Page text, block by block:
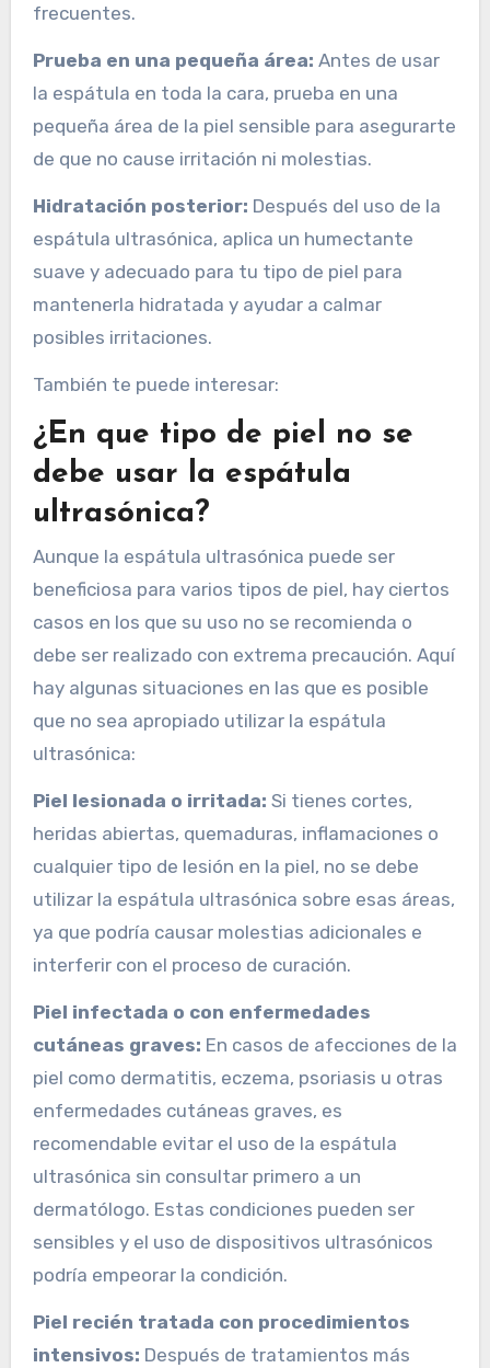
frecuentes.
Prueba en una pequeña área: Antes de usar
la espátula en toda la cara, prueba en una
pequeña área de la piel sensible para asegurarte
de que no cause irritación ni molestias.
Hidratación posterior: Después del uso de la
espátula ultrasónica, aplica un humectante
suave y adecuado para tu tipo de piel para
mantenerla hidratada y ayudar a calmar
posibles irritaciones.
También te puede interesar:
¿En que tipo de piel no se
debe usar la espátula
ultrasónica?
Aunque la espátula ultrasónica puede ser
beneficiosa para varios tipos de piel, hay ciertos
casos en los que su uso no se recomienda o
debe ser realizado con extrema precaución. Aquí
hay algunas situaciones en las que es posible
que no sea apropiado utilizar la espátula
ultrasónica:
Piel lesionada o irritada: Si tienes cortes,
heridas abiertas, quemaduras, inflamaciones o
cualquier tipo de lesión en la piel, no se debe
utilizar la espátula ultrasónica sobre esas áreas,
ya que podría causar molestias adicionales e
interferir con el proceso de curación.
Piel infectada o con enfermedades
cutáneas graves: En casos de afecciones de la
piel como dermatitis, eczema, psoriasis u otras
enfermedades cutáneas graves, es
recomendable evitar el uso de la espátula
ultrasónica sin consultar primero a un
dermatólogo. Estas condiciones pueden ser
sensibles y el uso de dispositivos ultrasónicos
podría empeorar la condición.
Piel recién tratada con procedimientos
intensivos: Después de tratamientos más